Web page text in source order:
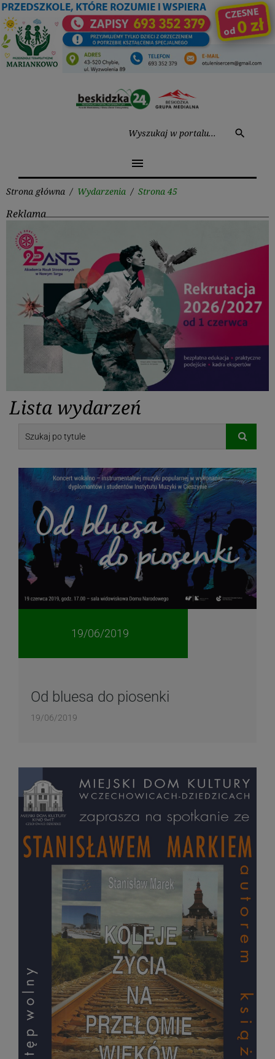
Przejdź
do
treści
search
menu
Strona główna / Wydarzenia / Strona 45
Reklama
Lista wydarzeń
19/06/2019
Od bluesa do piosenki
19/06/2019